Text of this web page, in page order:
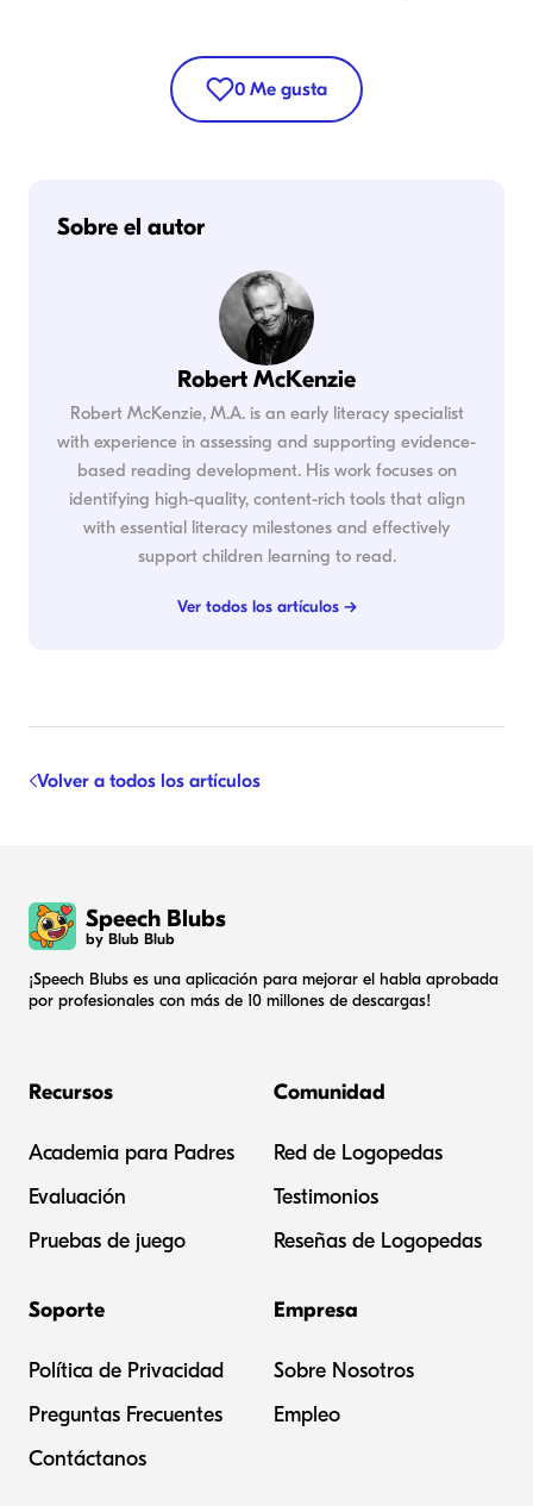
0 Me gusta
Sobre el autor
Robert McKenzie
Robert McKenzie, M.A. is an early literacy specialist
with experience in assessing and supporting evidence-
based reading development. His work focuses on
identifying high-quality, content-rich tools that align
with essential literacy milestones and effectively
support children learning to read.
Ver todos los artículos →
Volver a todos los artículos
Speech Blubs
by Blub Blub
¡Speech Blubs es una aplicación para mejorar el habla aprobada
por profesionales con más de 10 millones de descargas!
Recursos
Academia para Padres
Evaluación
Pruebas de juego
Comunidad
Red de Logopedas
Testimonios
Reseñas de Logopedas
Soporte
Política de Privacidad
Preguntas Frecuentes
Contáctanos
Empresa
Sobre Nosotros
Empleo